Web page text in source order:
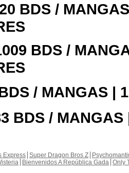
BDS /
BDS /
/ MANGAS |
BDS / MANGAS
Express Super Dragon Bros Z
Bienvenidos A República Gada Only